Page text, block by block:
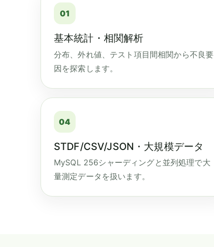
01
基本統計・相関解析
分布、外れ値、テスト項目間相関から不良要
因を探索します。
04
STDF/CSV/JSON・大規模データ
MySQL 256シャーディングと並列処理で大
量測定データを扱います。